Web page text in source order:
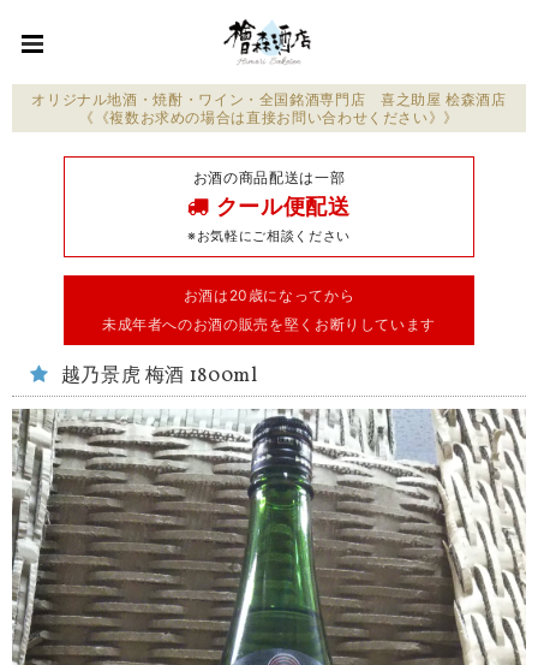
オリジナル地酒・焼酎・ワイン・全国銘酒専門店 喜之助屋 桧森酒店
《《複数お求めの場合は直接お問い合わせください》》
お酒の商品配送は一部
クール便配送
※お気軽にご相談ください
お酒は20歳になってから
未成年者へのお酒の販売を堅くお断りしています
越乃景虎 梅酒 1800ml